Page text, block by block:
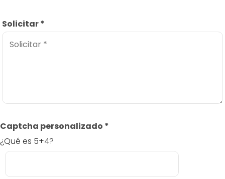
Solicitar*
Captcha personalizado *
¿Qué es 5+4?